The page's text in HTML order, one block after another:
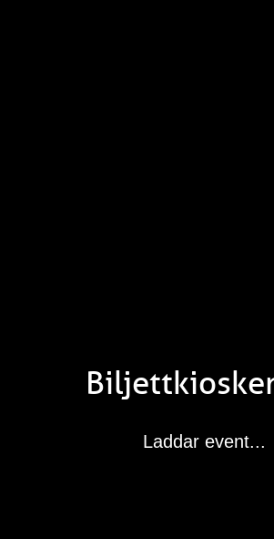
Laddar event...